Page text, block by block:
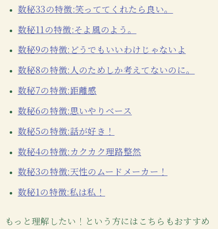
数秘33の特徴:笑っててくれたら良い。
数秘11の特徴:そよ風のよう。
数秘9の特徴:どうでもいいわけじゃないよ
数秘8の特徴:人のためしか考えてないのに。
数秘7の特徴:距離感
数秘6の特徴:思いやりベース
数秘5の特徴:話が好き！
数秘4の特徴:カクカク理路整然
数秘3の特徴:天性のムードメーカー！
数秘1の特徴:私は私！
もっと理解したい！という方にはこちらもおすすめ